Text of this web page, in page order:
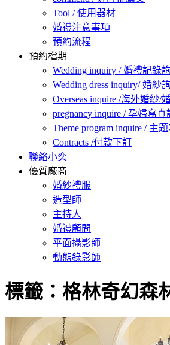
Tool / 使用器材
婚禮注意事項
預約流程
預約檔期
Wedding inquiry / 婚禮記錄
Wedding dress inquiry/ 婚紗
Overseas inquire /海外婚紗/
pregnancy inquire / 孕婦寫
Theme program inquire / 主
Contracts /付款下訂
聯絡小奕
優質廠商
婚紗禮服
造型師
主持人
婚禮顧問
平面攝影師
動態錄影師
標籤：格林奇幻森